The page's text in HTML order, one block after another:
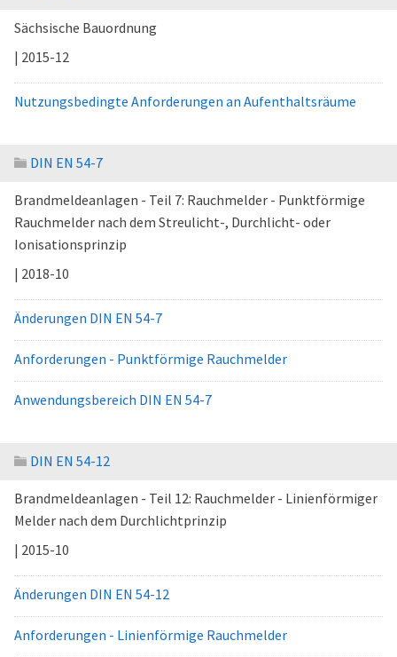
Sächsische Bauordnung
| 2015-12
Nutzungsbedingte Anforderungen an Aufenthaltsräume
DIN EN 54-7
Brandmeldeanlagen - Teil 7: Rauchmelder - Punktförmige
Rauchmelder nach dem Streulicht-, Durchlicht- oder
Ionisationsprinzip
| 2018-10
Änderungen DIN EN 54-7
Anforderungen - Punktförmige Rauchmelder
Anwendungsbereich DIN EN 54-7
DIN EN 54-12
Brandmeldeanlagen - Teil 12: Rauchmelder - Linienförmiger
Melder nach dem Durchlichtprinzip
| 2015-10
Änderungen DIN EN 54-12
Anforderungen - Linienförmige Rauchmelder